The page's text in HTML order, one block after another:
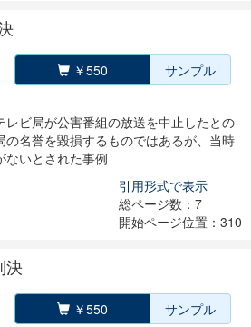
￥550 サンプル
レビ局が公害番組の放送を中止したとの
の名誉を毀損するものではあるが、当時
ないとされた事例
引用形式で表示
総ページ数：7
開始ページ位置：310
決
￥550 サンプル